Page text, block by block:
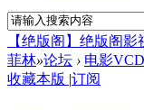
【绝版阁】绝版阁
菲林»论坛 › 电影
收藏本版 |订阅